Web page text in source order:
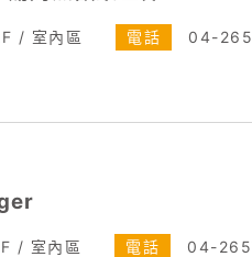
/ 室內區 電話 04-
/ 室內區 電話 04-